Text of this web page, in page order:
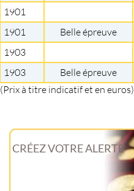
1901
1901
Belle épreuve
1903
1903
Belle épreuve
(Prix à titre indicatif et en euros)
CRÉEZ VOTRE ALERTE